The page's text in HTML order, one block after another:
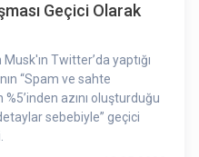
Geçici Olarak
Twitter’da yaptığı
“Spam ve sahte
%5’inden azını oluşturduğu
sebebiyle” geçici